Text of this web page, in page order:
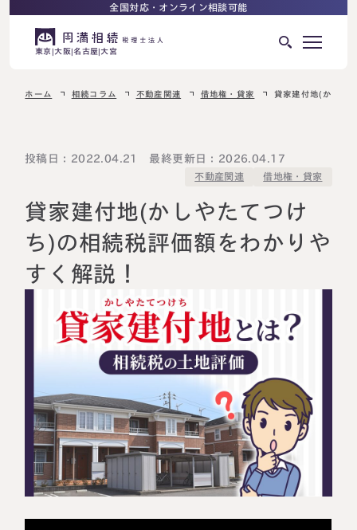
全国対応・オンライン相談可能
東京 大阪 名古屋 大宮
相続ロードマップ
ご相談の流れ
選ばれる理由
よくある質問
相続税申告について
相続に備えたい方へ
相続税試算について
料金表
選ばれる理由
ホーム 相続コラム 不動産関連 借地権・貸家 貸家建付地(かしや
投稿日：2022.04.21 最終更新日：2026.04.17
不動産関連 借地権・貸家
貸家建付地(かしやたてつけ
ち)の相続税評価額をわかりや
すく解説！